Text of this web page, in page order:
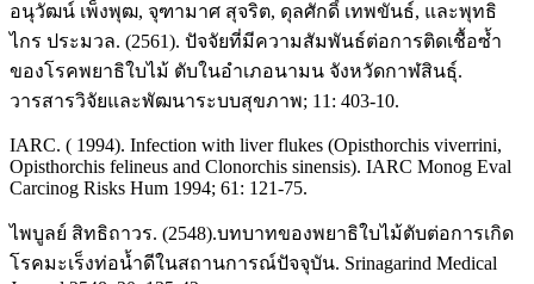
อนุวัฒน์ เพ็งพุฒ, จุฑามาศ สุจริต, ดุลศักดิ์ เทพขันธ์, และพุทธิ
ไกร ประมวล. (2561). ปัจจัยที่มีความสัมพันธ์ต่อการติดเชื้อซ้ำ
ของโรคพยาธิใบไม้ ตับในอำเภอนามน จังหวัดกาฬสินธุ์.
วารสารวิจัยและพัฒนาระบบสุขภาพ; 11: 403-10.
IARC. ( 1994). Infection with liver flukes (Opisthorchis viverrini,
Opisthorchis felineus and Clonorchis sinensis). IARC Monog Eval
Carcinog Risks Hum 1994; 61: 121-75.
ไพบูลย์ สิทธิถาวร. (2548).บทบาทของพยาธิใบไม้ตับต่อการเกิด
โรคมะเร็งท่อน้ำดีในสถานการณ์ปัจจุบัน. Srinagarind Medical